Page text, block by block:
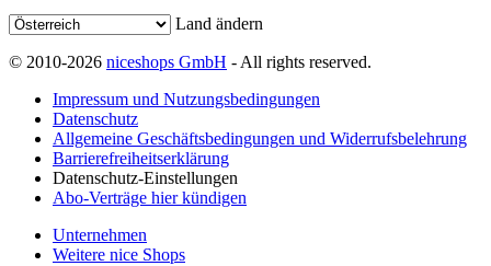
Land ändern
© 2010-2026 niceshops GmbH - All rights reserved.
Impressum und Nutzungsbedingungen
Datenschutz
Allgemeine Geschäftsbedingungen und Widerrufsbelehrung
Barrierefreiheitserklärung
Datenschutz-Einstellungen
Abo-Verträge hier kündigen
Unternehmen
Weitere nice Shops